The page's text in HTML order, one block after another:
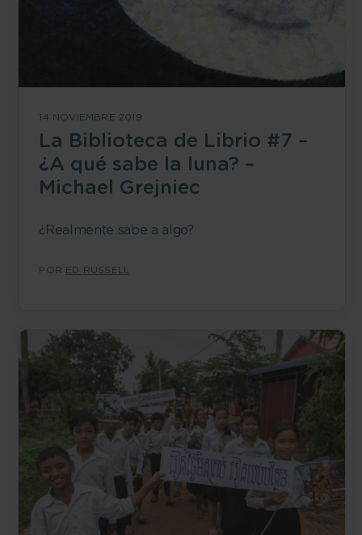
14 NOVIEMBRE 2019
La Biblioteca de Librio #7 –
¿A qué sabe la luna? –
Michael Grejniec
¿Realmente sabe a algo?
POR ED RUSSELL